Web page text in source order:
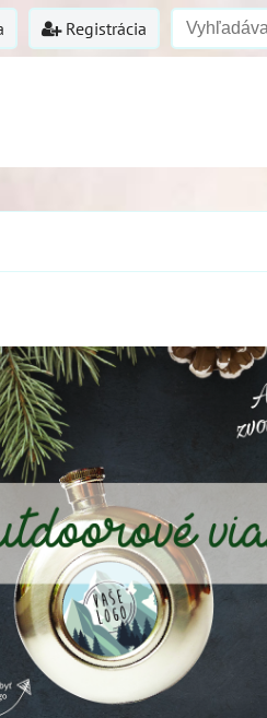
Registrácia